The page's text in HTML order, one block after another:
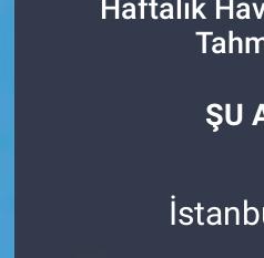
Haftalık
ŞU